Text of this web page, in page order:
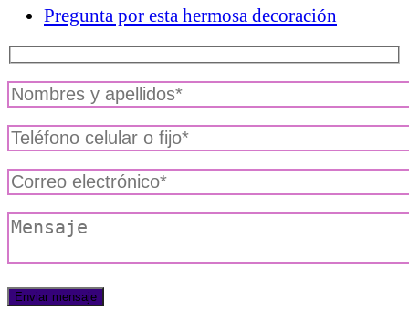
Pregunta por esta hermosa decoración